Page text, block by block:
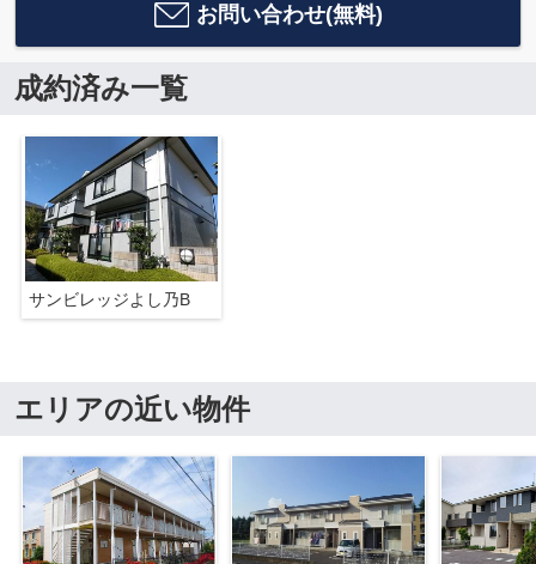
お問い合わせ(無料)
成約済み一覧
サンビレッジよし乃B
エリアの近い物件